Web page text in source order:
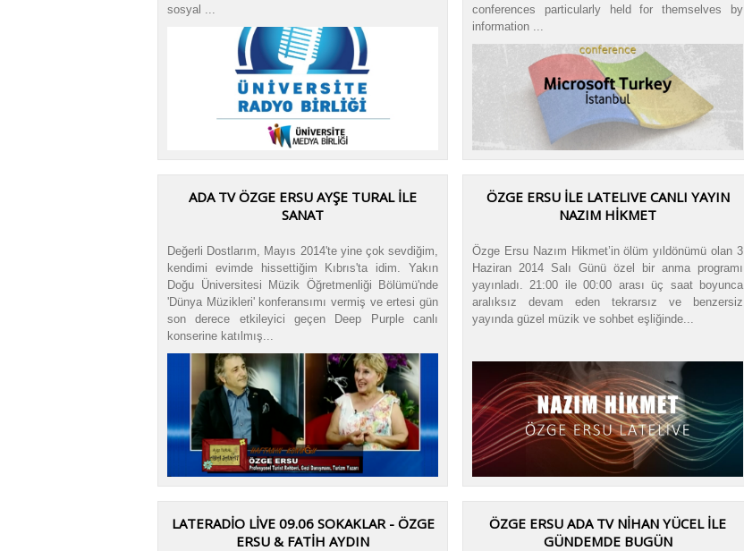
sosyal ...
conferences particularly held for themselves by
information ...
ADA TV ÖZGE ERSU AYŞE TURAL İLE
SANAT
Değerli Dostlarım, Mayıs 2014'te yine çok sevdiğim,
kendimi evimde hissettiğim Kıbrıs'ta idim. Yakın
Doğu Üniversitesi Müzik Öğretmenliği Bölümü'nde
'Dünya Müzikleri' konferansımı vermiş ve ertesi gün
son derece etkileyici geçen Deep Purple canlı
konserine katılmış...
ÖZGE ERSU İLE LATELIVE CANLI YAYIN
NAZIM HİKMET
Özge Ersu Nazım Hikmet’in ölüm yıldönümü olan 3
Haziran 2014 Salı Günü özel bir anma programı
yayınladı. 21:00 ile 00:00 arası üç saat boyunca
aralıksız devam eden tekrarsız ve benzersiz
yayında güzel müzik ve sohbet eşliğinde...
LATERADIO LIVE 09.06 SOKAKLAR - ÖZGE
ERSU & FATIH AYDIN
ÖZGE ERSU ADA TV NIHAN YÜCEL ILE
GÜNDEMDE BUGÜN